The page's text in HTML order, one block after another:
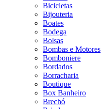
Bicicletas
Bijouteria
Boates
Bodega
Bolsas
Bombas e Motores
Bomboniere
Bordados
Borracharia
Boutique
Box Banheiro
Brechó